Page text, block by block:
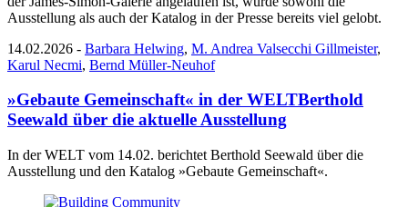
Ausstellung als auch der Katalog in der Presse bereits viel gelobt.
14.02.2026 - Barbara Helwing, M. Andrea Valsecchi Gillmeister,
Karul Necmi, Bernd Müller-Neuhof
»Gebaute Gemeinschaft« in der WELTBerthold
Seewald über die aktuelle Ausstellung
In der WELT vom 14.02. berichtet Berthold Seewald über die
Ausstellung und den Katalog »Gebaute Gemeinschaft«.